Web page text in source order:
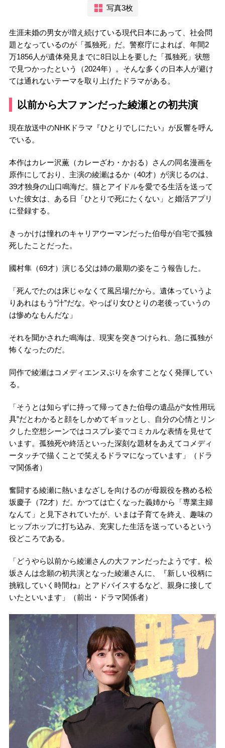
写真3枚
生涯未婚の男女が増え続けている現代日本にあって、社会問
題となっているのが「孤独死」だ。警察庁によれば、年間2
万1856人が遺体発見までに8日以上を要した「孤独死」状態
で見つかったという（2024年）。そんな多くの日本人が避け
ては通れないテーマを取り上げたドラマがある。
以前から大ファンだった綾瀬との初共演
現在放送中のNHKドラマ『ひとりでしにたい』が反響を呼ん
でいる。
本作はカレー沢薫（カレーざわ・かおる）さんの同名漫画を
原作にしており、主演の綾瀬はるか（40才）が演じるのは、
39才独身の山口鳴海だ。猫とアイドルを愛でる生活を送って
いた彼女は、ある日「ひとりで死にたくない」と婚活アプリ
に登録する。
きっかけは憧れのキャリアウーマンだった伯母が自宅で孤独
死したことだった。
國村隼（69才）演じる父は姉の最期の姿をこう報告した。
「死んでたのは床じゃなくて風呂場だから。遺体っていうよ
りあれはもう“汁”だな。やっぱり女ひとりの老後っていうの
は惨めなもんだな」
それを聞かされた鳴海は、現実を突きつけられ、急に孤独が
怖くなったのだ。
同作で綾瀬はコメディエンヌぶりを余すことなく発揮してい
る。
「そうとは知らずに持って帰ってきた伯母の遺品が“女性用玩
具”だとわかると顔をしかめてギョッとし、自分の心情とリン
クした空想シーンではコスプレ姿でコミカルな表情を見せて
います。孤独死や終活といった深刻な題材をあえてコメディ
ータッチで描くことで笑えるドラマになっています」（ドラ
マ関係者）
奮闘する綾瀬に熱いまなざしを向けるのが母親役を務める松
坂慶子（72才）だ。かつては亡くなった義姉から「専業主婦
なんて」と見下されていたが、いまは子育てを終え、趣味の
ヒップホップに打ち込み、充実した生活を送っているという
役どころである。
「どうやら以前から綾瀬さんの大ファンだったようです。松
坂さんは念願の初共演となった綾瀬さんに、『新しい役柄に
挑戦していく時間ね』とアドバイスするなど、親身に接して
いたといいます」（前出・ドラマ関係者）